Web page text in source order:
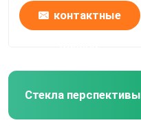
контактные
Стекла перспективы